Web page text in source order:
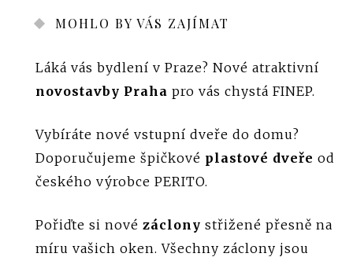
MOHLO BY VÁS ZAJÍMAT
Láká vás bydlení v Praze? Nové atraktivní
novostavby Praha pro vás chystá FINEP.
Vybíráte nové vstupní dveře do domu?
Doporučujeme špičkové plastové dveře od
českého výrobce PERITO.
Pořiďte si nové záclony střižené přesně na
míru vašich oken. Všechny záclony jsou